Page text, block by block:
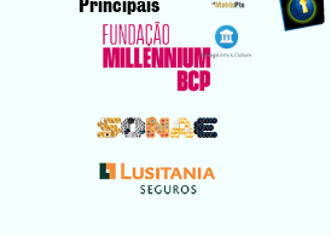
Principais